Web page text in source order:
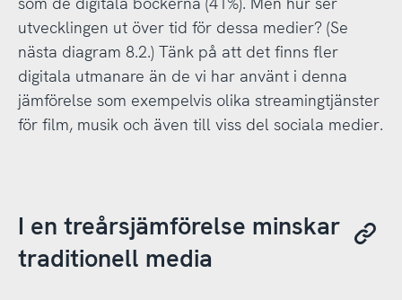
utvecklingen ut över tid för dessa medier? (Se
nästa diagram 8.2.) Tänk på att det finns fler
digitala utmanare än de vi har använt i denna
jämförelse som exempelvis olika streamingtjänster
för film, musik och även till viss del sociala medier.
I en treårsjämförelse minskar
traditionell media